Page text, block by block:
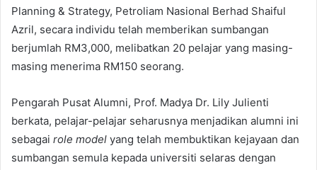
Planning & Strategy, Petroliam Nasional Berhad Shaiful
Azril, secara individu telah memberikan sumbangan
berjumlah RM3,000, melibatkan 20 pelajar yang masing-
masing menerima RM150 seorang.
Pengarah Pusat Alumni, Prof. Madya Dr. Lily Julienti
berkata, pelajar-pelajar seharusnya menjadikan alumni ini
sebagai role model yang telah membuktikan kejayaan dan
sumbangan semula kepada universiti selaras dengan